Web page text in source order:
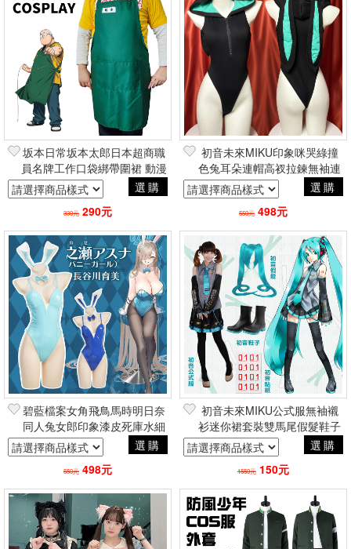
坂本日常坂本太郎日本超商職
員名牌工作口袋綁帶圍裙 動漫
電玩二次元COSPLAY角色扮
演
選購
330元 290元
初音未來MIKU印象咪哭綠撞
色兔耳朵連帽高衩拉鍊無袖連
體衣 二次元角色扮演Cosplay
選購
550元 498元
碧藍檔案女角飛鳥馬時明日奈
同人兔女郎印象漆皮死庫水細
肩帶高衩連體衣套裝 二次元角
色扮演Cosplay
選購
550元 498元
初音未來MIKU公式服無袖襯
衫迷你裙套裝雙馬尾假髮鞋子
紋身貼紙 動漫電玩二次元角色
扮演COSPLAY
選購
1550元 150元